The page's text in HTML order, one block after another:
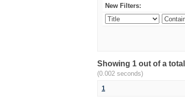
New Filters:
Showing 1 out of a
(0.002 seconds)
1